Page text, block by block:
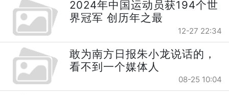
2024年中国运动员获194个世
界冠军 创历年之最
12-27 22:34
敢为南方日报朱小龙说话的，
看不到一个媒体人
08-25 10:04